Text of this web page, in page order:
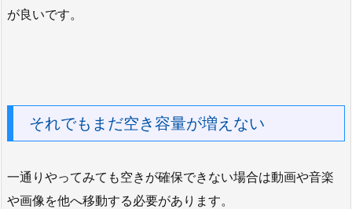
が良いです。
それでもまだ空き容量が増えない
一通りやってみても空きが確保できない場合は動画や音楽
や画像を他へ移動する必要があります。